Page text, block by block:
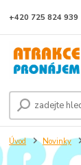
+420 725 824 939
Úvod Novinky